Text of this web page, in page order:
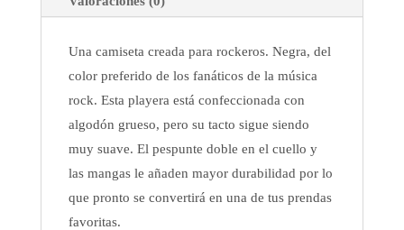
Una camiseta creada para rockeros. Negra, del
color preferido de los fanáticos de la música
rock. Esta playera está confeccionada con
algodón grueso, pero su tacto sigue siendo
muy suave. El pespunte doble en el cuello y
las mangas le añaden mayor durabilidad por lo
que pronto se convertirá en una de tus prendas
favoritas.